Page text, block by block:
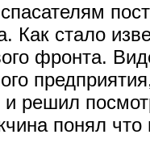
Как стало
фронта.
решил
понял что